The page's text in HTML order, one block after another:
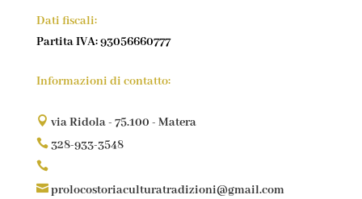
Dati fiscali:
Partita IVA: 93056660777
Informazioni di contatto:
 via Ridola - 75.100 - Matera
328-933-3548

prolocostoriaculturatradizioni@gmail.com